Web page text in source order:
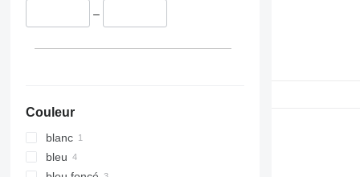
–
Couleur
blanc
bleu